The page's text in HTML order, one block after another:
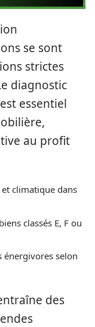
se sont
strictes
diagnostic
essentiel
au profit
climatique dans
classés E, F ou
selon
des